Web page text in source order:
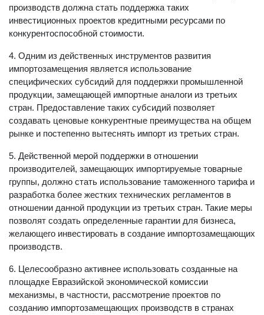
производств должна стать поддержка таких
инвестиционных проектов кредитными ресурсами по
конкурентоспособной стоимости.
4. Одним из действенных инструментов развития
импортозамещения является использование
специфических субсидий для поддержки промышленной
продукции, замещающей импортные аналоги из третьих
стран. Предоставление таких субсидий позволяет
создавать ценовые конкурентные преимущества на общем
рынке и постепенно вытеснять импорт из третьих стран.
5. Действенной мерой поддержки в отношении
производителей, замещающих импортируемые товарные
группы, должно стать использование таможенного тарифа и
разработка более жестких технических регламентов в
отношении данной продукции из третьих стран. Такие меры
позволят создать определенные гарантии для бизнеса,
желающего инвестировать в создание импортозамещающих
производств.
6. Целесообразно активнее использовать созданные на
площадке Евразийской экономической комиссии
механизмы, в частности, рассмотрение проектов по
созданию импортозамещающих производств в странах